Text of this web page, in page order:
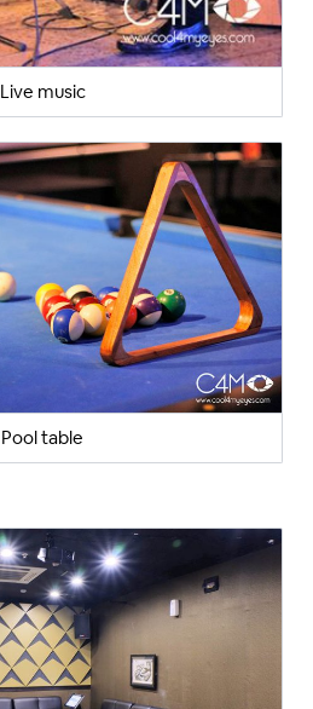
Live music
Pool table